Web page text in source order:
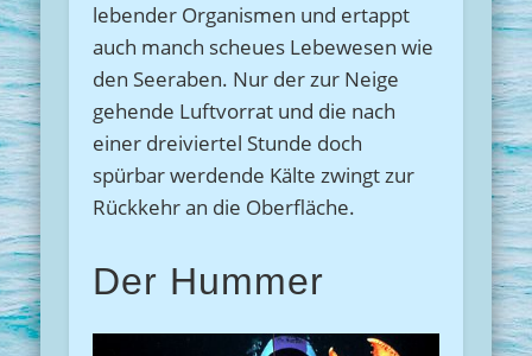
lebender Organismen und ertappt
auch manch scheues Lebewesen wie
den Seeraben. Nur der zur Neige
gehende Luftvorrat und die nach
einer dreiviertel Stunde doch
spürbar werdende Kälte zwingt zur
Rückkehr an die Oberfläche.
Der Hummer